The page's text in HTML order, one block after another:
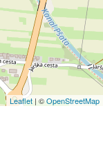
Leaflet | ©OpenStreetMap